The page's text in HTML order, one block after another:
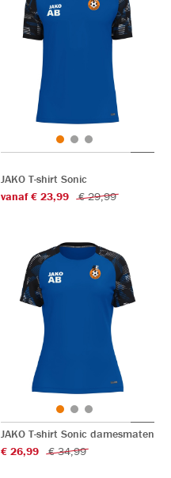
JAKO T-shirt Sonic
vanaf € 23,99
€ 29,99
JAKO T-shirt Sonic damesmaten
€ 26,99
€ 34,99